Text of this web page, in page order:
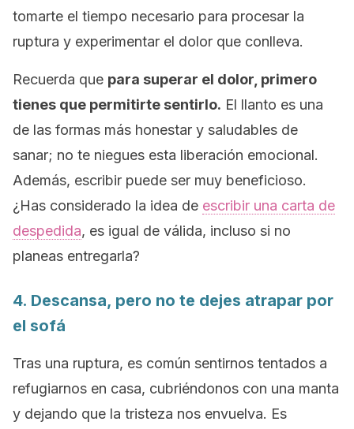
tomarte el tiempo necesario para procesar la
ruptura y experimentar el dolor que conlleva.
Recuerda que para superar el dolor, primero
tienes que permitirte sentirlo. El llanto es una
de las formas más honestar y saludables de
sanar; no te niegues esta liberación emocional.
Además, escribir puede ser muy beneficioso.
¿Has considerado la idea de escribir una carta de
despedida, es igual de válida, incluso si no
planeas entregarla?
4. Descansa, pero no te dejes atrapar por
el sofá
Tras una ruptura, es común sentirnos tentados a
refugiarnos en casa, cubriéndonos con una manta
y dejando que la tristeza nos envuelva. Es